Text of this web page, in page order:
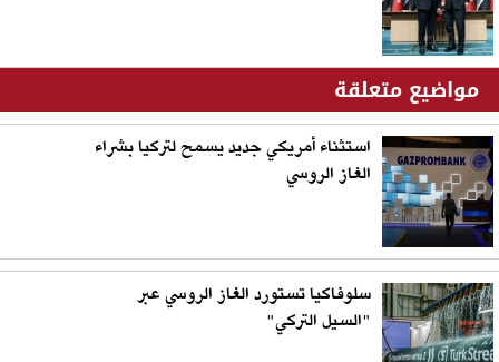
مواضيع متعلقة
استثناء أمريكي جديد يسمح لتركيا بشراء
الغاز الروسي
سلوفاكيا تستورد الغاز الروسي عبر
"السيل التركي"